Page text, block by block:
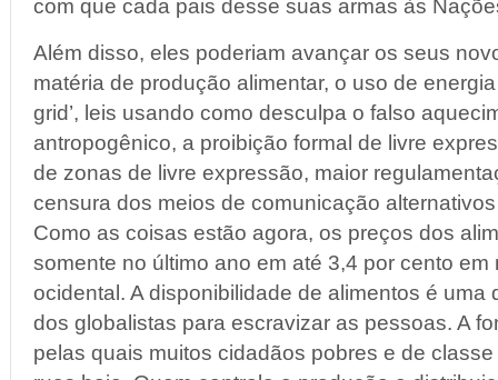
com que cada pais desse suas armas às
Além disso, eles poderiam avançar os seus
matéria de produção alimentar, o uso de
grid’, leis usando como desculpa o falso
antropogênico, a proibição formal de livre
de zonas de livre expressão, maior
censura dos meios de comunicação
Como as coisas estão agora, os preços dos
somente no último ano em até 3,4 por cento
ocidental. A disponibilidade de alimentos é uma
dos globalistas para escravizar as pessoas. A
pelas quais muitos cidadãos pobres e de